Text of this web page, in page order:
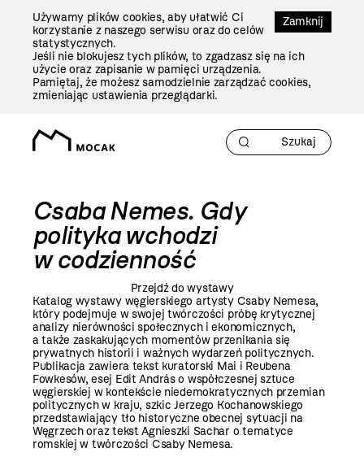
Zamknij
Używamy plików cookies, aby ułatwić Ci
korzystanie z naszego serwisu oraz do celów
statystycznych.
Jeśli nie blokujesz tych plików, to zgadzasz się na ich
użycie oraz zapisanie w pamięci urządzenia.
Pamiętaj, że możesz samodzielnie zarządzać cookies,
zmieniając ustawienia przeglądarki.
Csaba Nemes. Gdy
polityka wchodzi
w codzienność
Przejdź do wystawy
Katalog wystawy węgierskiego artysty Csaby Nemesa,
który podejmuje w swojej twórczości próbę krytycznej
analizy nierówności społecznych i ekonomicznych,
a także zaskakujących momentów przenikania się
prywatnych historii i ważnych wydarzeń politycznych.
Publikacja zawiera tekst kuratorski Mai i Reubena
Fowkesów, esej Edit András o współczesnej sztuce
węgierskiej w kontekście niedemokratycznych przemian
politycznych w kraju, szkic Jerzego Kochanowskiego
przedstawiający tło historyczne obecnej sytuacji na
Węgrzech oraz tekst Agnieszki Sachar o tematyce
romskiej w twórczości Csaby Nemesa.